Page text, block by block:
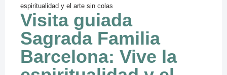
espiritualidad y el arte sin colas
Visita guiada
Sagrada Familia
Barcelona: Vive la